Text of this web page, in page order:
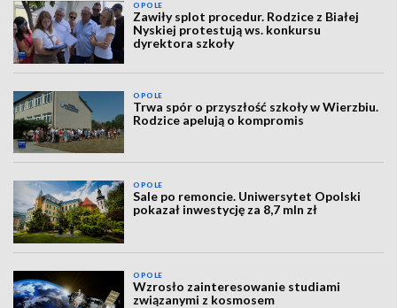
OPOLE
Zawiły splot procedur. Rodzice z Białej
Nyskiej protestują ws. konkursu
dyrektora szkoły
OPOLE
Trwa spór o przyszłość szkoły w Wierzbiu.
Rodzice apelują o kompromis
OPOLE
Sale po remoncie. Uniwersytet Opolski
pokazał inwestycję za 8,7 mln zł
OPOLE
Wzrosło zainteresowanie studiami
związanymi z kosmosem